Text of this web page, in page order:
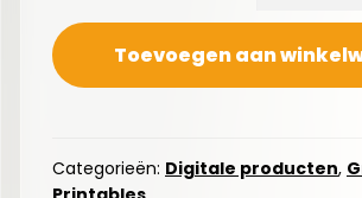
Toevoegen aan
Categorieën: Digitale producten,